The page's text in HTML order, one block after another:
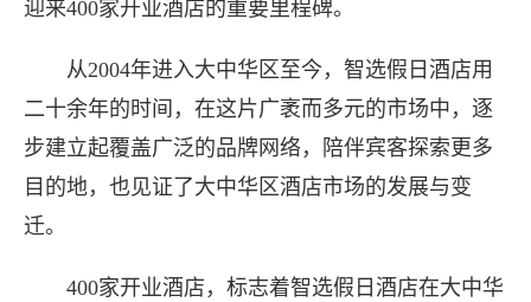
迎来400家开业酒店的重要里程碑。
从2004年进入大中华区至今，智选假日酒店用
二十余年的时间，在这片广袤而多元的市场中，逐
步建立起覆盖广泛的品牌网络，陪伴宾客探索更多
目的地，也见证了大中华区酒店市场的发展与变
迁。
400家开业酒店，标志着智选假日酒店在大中华
智选假日酒店大中华区达